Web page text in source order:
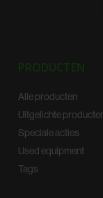
PRODUCTEN
Alle producten
Uitgelichte
Speciale acties
Used equipment
Tags